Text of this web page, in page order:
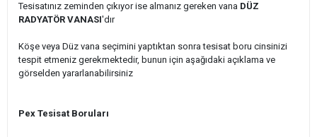
Tesisatınız zeminden çıkıyor ise almanız gereken vana DÜZ
RADYATÖR VANASI'dır
Köşe veya Düz vana seçimini yaptıktan sonra tesisat boru cinsinizi
tespit etmeniz gerekmektedir, bunun için aşağıdaki açıklama ve
görselden yararlanabilirsiniz
Pex Tesisat Boruları